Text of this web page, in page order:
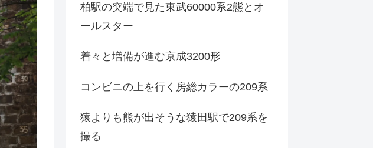
柏駅の突端で見た東武60000系2態とオ
ールスター
着々と増備が進む京成3200形
コンビニの上を行く房総カラーの209系
猿よりも熊が出そうな猿田駅で209系を
撮る